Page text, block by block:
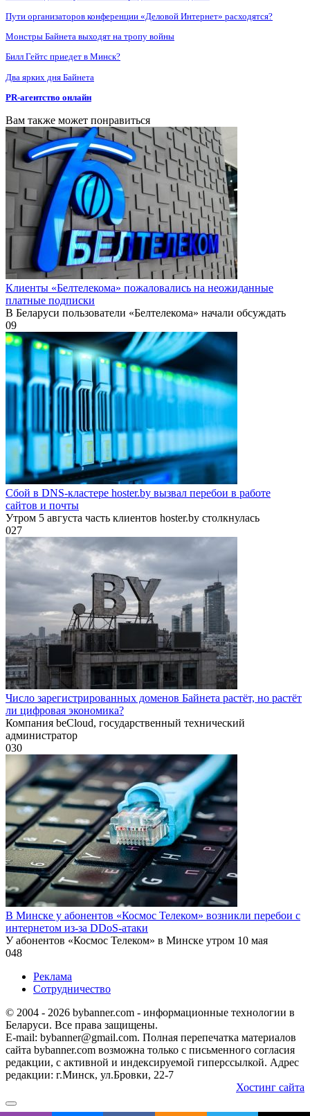
Пути организаторов конференции «Деловой Интернет» расходятся?
Монстры Байнета выходят на тропу войны
Билл Гейтс приедет в Минск?
Два ярких дня Байнета
PR-агентство онлайн
Вам также может понравиться
Клиенты «Белтелекома» пожаловались на неожиданные
платные подписки
В Беларуси пользователи «Белтелекома» начали обсуждать
09
Сбой в DNS-кластере hoster.by вызвал перебои в работе
сайтов и почты
Утром 5 августа часть клиентов hoster.by столкнулась
027
Число зарегистрированных доменов Байнета растёт, но растёт
ли цифровая экономика?
Компания beCloud, государственный технический
администратор
030
В Минске у абонентов «Космос Телеком» возникли перебои с
интернетом из-за DDoS-атаки
У абонентов «Космос Телеком» в Минске утром 10 мая
048
Реклама
Сотрудничество
© 2004 - 2026 bybanner.com - информационные технологии в
Беларуси. Все права защищены.
E-mail: bybanner@gmail.com. Полная перепечатка материалов
сайта bybanner.com возможна только с письменного согласия
редакции, с активной и индексируемой гиперссылкой. Адрес
редакции: г.Минск, ул.Бровки, 22-7
Хостинг сайта